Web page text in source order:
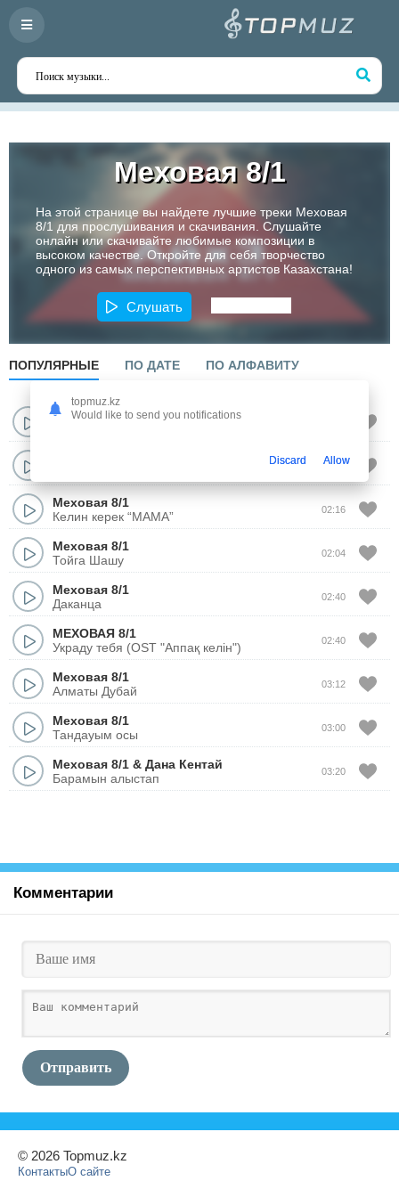
Меховая 8/1
На этой странице вы найдете лучшие треки Меховая
8/1 для прослушивания и скачивания. Слушайте
онлайн или скачивайте любимые композиции в
высоком качестве. Откройте для себя творчество
одного из самых перспективных артистов Казахстана!
Слушать
ПОПУЛЯРНЫЕ ПО ДАТЕ ПО АЛФАВИТУ
Меховая 8/1
Данияр Джумадилов
02:50
Меховая 8/1
Келин керек “МАМА”
02:16
Меховая 8/1
Тойга Шашу
02:04
Меховая 8/1
Даканца
02:40
МЕХОВАЯ 8/1
Украду тебя (OST "Аппақ келін")
02:40
Меховая 8/1
Алматы Дубай
03:12
Меховая 8/1
Тандауым осы
03:00
Меховая 8/1 & Дана Кентай
Барамын алыстап
03:20
Комментарии
Отправить
© 2026 Topmuz.kz
КонтактыО сайте
topmuz.kz
Would like to send you notifications
Discard Allow